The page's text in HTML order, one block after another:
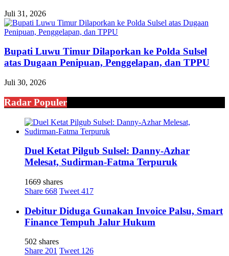
Juli 31, 2026
Bupati Luwu Timur Dilaporkan ke Polda Sulsel
atas Dugaan Penipuan, Penggelapan, dan TPPU
Juli 30, 2026
Radar Populer
Duel Ketat Pilgub Sulsel: Danny-Azhar
Melesat, Sudirman-Fatma Terpuruk
1669 shares
Share 668 Tweet 417
Debitur Diduga Gunakan Invoice Palsu, Smart
Finance Tempuh Jalur Hukum
502 shares
Share 201 Tweet 126